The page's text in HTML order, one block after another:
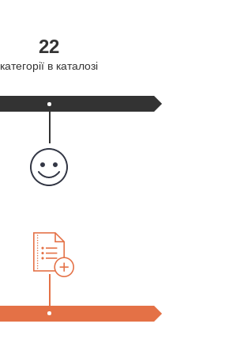
22
категорії в каталозі